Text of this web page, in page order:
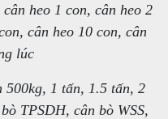
heo 1 con, cân heo 2
cân heo 10 con, cân
lúc
500kg, 1 tấn, 1.5 tấn, 2
TPSDH, cân bò WSS,